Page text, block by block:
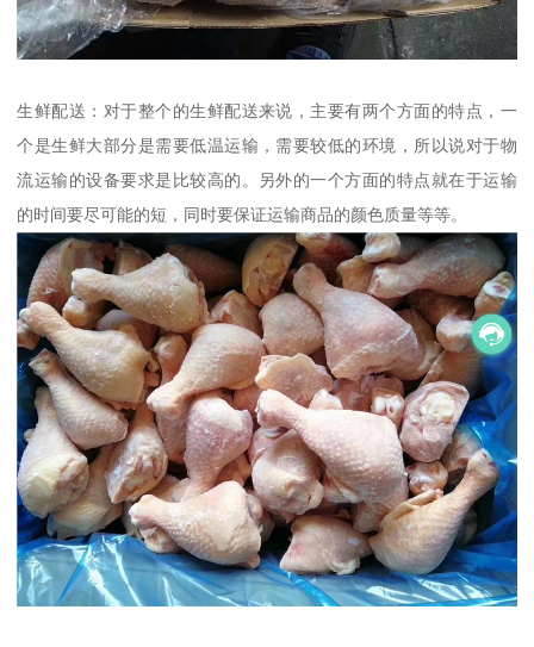
生鲜配送：对于整个的生鲜配送来说，主要有两个方面的特点，一
个是生鲜大部分是需要低温运输，需要较低的环境，所以说对于物
流运输的设备要求是比较高的。另外的一个方面的特点就在于运输
的时间要尽可能的短，同时要保证运输商品的颜色质量等等。